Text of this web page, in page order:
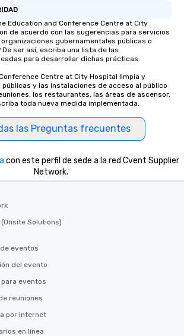
Education and Conference Centre at City
de acuerdo con las sugerencias para servicios
gubernamentales públicas o
ser así, escriba una lista de las
para desarrollar dichas prácticas.
Centre at City Hospital limpia y
y las instalaciones de acceso al público
los restaurantes, las áreas de ascensor,
toda nueva medida implementada.
las Preguntas frecuentes
con este perfil de sede a la red Cvent Supplier
Network.
Solutions)
eventos
del evento
eventos
reuniones
por Internet
en línea